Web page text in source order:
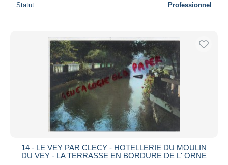
Statut Professionnel
14 - LE VEY PAR CLECY - HOTELLERIE DU MOULIN
DU VEY - LA TERRASSE EN BORDURE DE L' ORNE